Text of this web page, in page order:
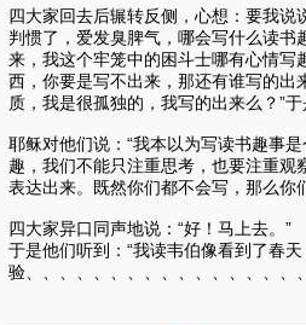
四大家回去后辗转反侧，心想：要我
判惯了，爱发臭脾气，哪会写什么读书
来，我这个牢笼中的困斗士哪有心情写
西，你要是写不出来，那还有谁写的出
质，我是很孤独的，我写的出来么？”
耶稣对他们说：“我本以为写读书趣事
趣，我们不能只注重思考，也要注重
表达出来。既然你们都不会写，那么你
四大家异口同声地说：“好！马上去。”
于是他们听到：“我读韦伯像看到了春
验、、、、、、、、、、、、、、、、